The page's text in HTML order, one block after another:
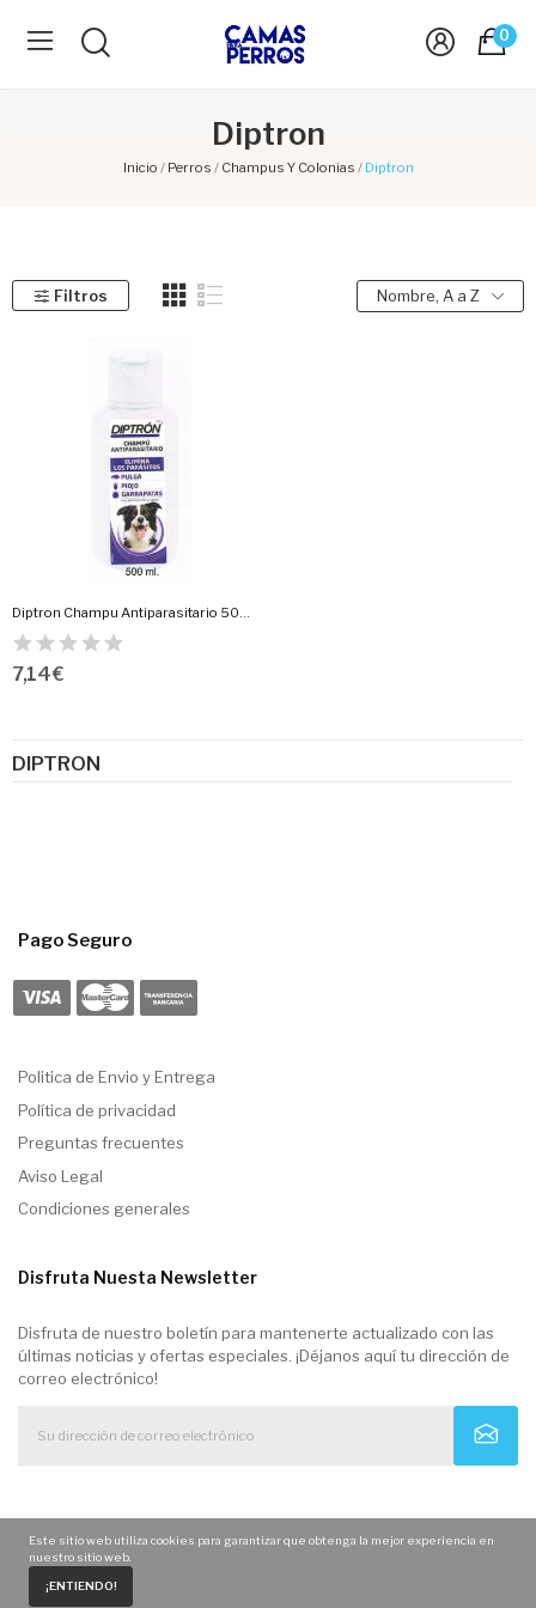
Home
0
Diptron
Inicio Perros Champus Y Colonias Diptron
DIPTRON
Filtros Nombre, A a Z
Diptron Champu Antiparasitario 500 Ml.
7,14 €
Pago Seguro
Politica de Envio y Entrega
Política de privacidad
Preguntas frecuentes
Aviso Legal
Condiciones generales
Disfruta Nuesta Newsletter
Disfruta de nuestro boletín para mantenerte actualizado con las
últimas noticias y ofertas especiales. ¡Déjanos aquí tu dirección de
correo electrónico!
Este sitio web utiliza cookies para garantizar que obtenga la mejor experiencia en
nuestro sitio web.
¡ENTIENDO!